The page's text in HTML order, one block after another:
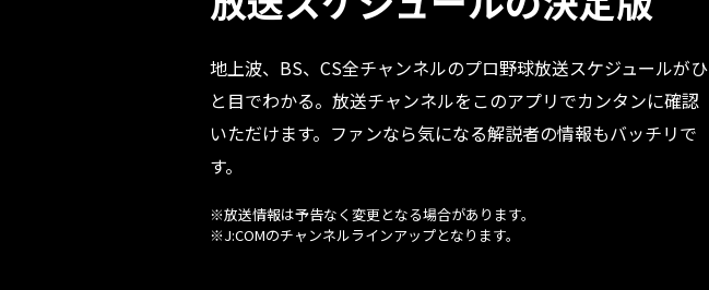
地上波、BS、CS全チャンネルのプロ野球放送スケジュールがひ
と目でわかる。放送チャンネルをこのアプリでカンタンに確認
いただけます。ファンなら気になる解説者の情報もバッチリで
す。
※放送情報は予告なく変更となる場合があります。
※J:COMのチャンネルラインアップとなります。